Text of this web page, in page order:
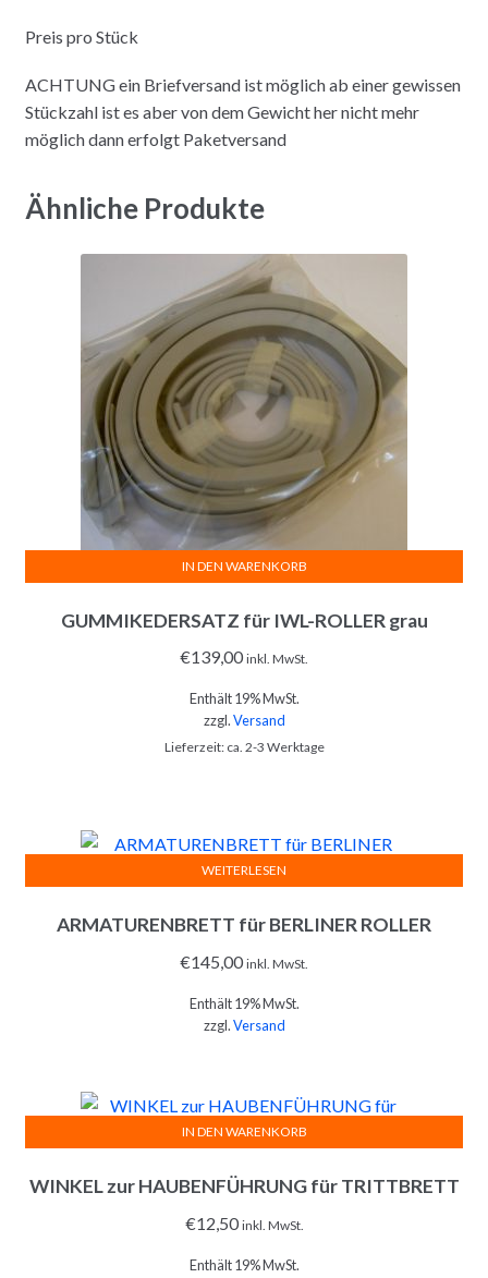
Preis pro Stück
ACHTUNG ein Briefversand ist möglich ab einer gewissen
Stückzahl ist es aber von dem Gewicht her nicht mehr
möglich dann erfolgt Paketversand
Ähnliche Produkte
GUMMIKEDERSATZ für IWL-ROLLER grau
€139,00 inkl. MwSt.
Enthält 19% MwSt.
zzgl.Versand
Lieferzeit: ca. 2-3 Werktage
IN DEN WARENKORB
ARMATURENBRETT für BERLINER ROLLER
€145,00 inkl. MwSt.
Enthält 19% MwSt.
zzgl.Versand
WEITERLESEN
WINKEL zur HAUBENFÜHRUNG für TRITTBRETT
€12,50 inkl. MwSt.
Enthält 19% MwSt.
IN DEN WARENKORB